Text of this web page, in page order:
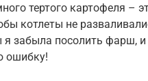
тертого картофеля –
котлеты не
забыла посолить фарш, и
ошибку!